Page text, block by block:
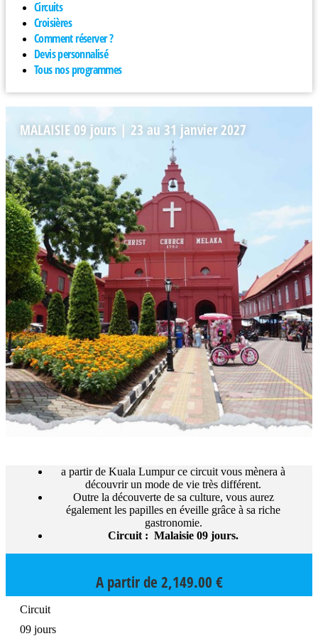
Circuits
Croisières
Comment réserver ?
Devis personnalisé
Tous nos programmes
MALAISIE 09 jours | 23 au 31 janvier 2027
a partir de Kuala Lumpur ce circuit vous mènera à
découvrir un mode de vie très différent.
Outre la découverte de sa culture, vous aurez
également les papilles en éveille grâce à sa riche
gastronomie.
Circuit : Malaisie 09 jours.
A partir de 2,149.00 €
Circuit
09 jours